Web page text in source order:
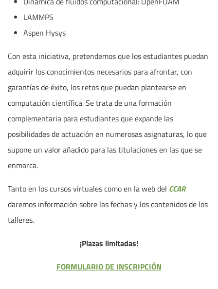
LAMMPS
Aspen Hysys
Con esta iniciativa, pretendemos que los estudiantes puedan
adquirir los conocimientos necesarios para afrontar, con
garantías de éxito, los retos que puedan plantearse en
computación científica. Se trata de una formación
complementaria para estudiantes que expande las
posibilidades de actuación en numerosas asignaturas, lo que
supone un valor añadido para las titulaciones en las que se
enmarca.
Tanto en los cursos virtuales como en la web del CCAR
daremos información sobre las fechas y los contenidos de los
talleres.
¡Plazas limitadas!
FORMULARIO DE INSCRIPCIÓN